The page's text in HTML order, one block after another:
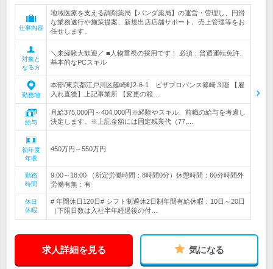
仕事内容
地域医療を支える調剤薬局【パンダ薬局】の運営・管理し、円滑
な業務遂行や施策提案、新規出店店舗サポート、売上管理等をお
任せします。
対象と
なる方
＼未経験大歓迎／ ■人物重視の採用です！ 必須：普通運転免許、
基本的なPCスキル
勤務地
本部/東京都江戸川区篠崎町2-6-1 ピザプロバンス篠崎３階 【雇
入れ直後】上記事業所 【変更の範…
給与
月給375,000円～404,000円※経験やスキル、前職の給与を考慮し
決定します。※上記金額には固定残業代（77,…
初年度
年収
450万円～550万円
勤務
時間
9:00～18:00 （所定労働時間：8時間0分）休憩時間：60分時間外
労働有無：有
休日
休暇
# 年間休日120日# シフト制週休2日制年間有給休暇：10日～20日
（下限日数は入社半年経過後の付…
求人詳細を見る 気になる